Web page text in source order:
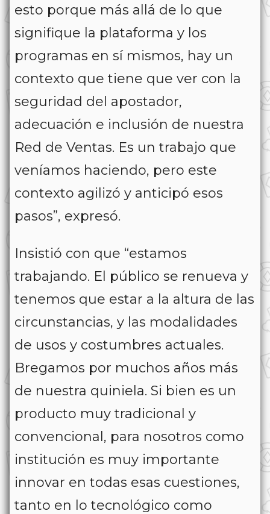
esto porque más allá de lo que
signifique la plataforma y los
programas en sí mismos, hay un
contexto que tiene que ver con la
seguridad del apostador,
adecuación e inclusión de nuestra
Red de Ventas. Es un trabajo que
veníamos haciendo, pero este
contexto agilizó y anticipó esos
pasos”, expresó.
Insistió con que “estamos
trabajando. El público se renueva y
tenemos que estar a la altura de las
circunstancias, y las modalidades
de usos y costumbres actuales.
Bregamos por muchos años más
de nuestra quiniela. Si bien es un
producto muy tradicional y
convencional, para nosotros como
institución es muy importante
innovar en todas esas cuestiones,
tanto en lo tecnológico como